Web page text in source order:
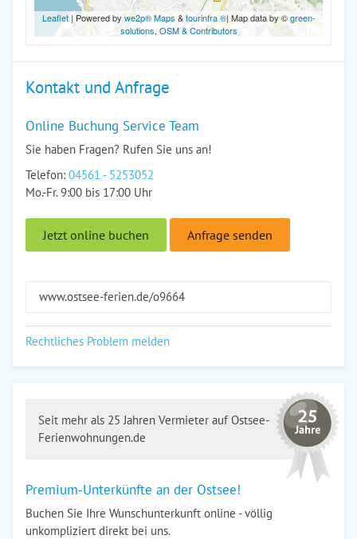
Leaflet| Powered bywe2p® Maps &tourinfra ®| Map data by ©green-
solutions, OSM & Contributors
Kontakt und Anfrage
Online Buchung Service Team
Sie haben Fragen? Rufen Sie uns an!
Telefon: 04561 - 5253052
Mo.-Fr. 9:00 bis 17:00 Uhr
Jetzt online buchen Anfrage senden
www.ostsee-ferien.de/o9664
Rechtliches Problem melden
Seit mehr als 25 Jahren Vermieter auf Ostsee-
Ferienwohnungen.de
Premium-Unterkünfte an der Ostsee!
Buchen Sie Ihre Wunschunterkunft online - völlig
unkompliziert direkt bei uns.